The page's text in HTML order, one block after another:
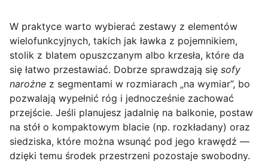
W praktyce warto wybierać zestawy z elementów
wielofunkcyjnych, takich jak ławka z pojemnikiem,
stolik z blatem opuszczanym albo krzesła, które da
się łatwo przestawiać. Dobrze sprawdzają się sofy
narożne z segmentami w rozmiarach „na wymiar”, bo
pozwalają wypełnić róg i jednocześnie zachować
przejście. Jeśli planujesz jadalnię na balkonie, postaw
na stół o kompaktowym blacie (np. rozkładany) oraz
siedziska, które można wsunąć pod jego krawędź —
dzięki temu środek przestrzeni pozostaje swobodny.